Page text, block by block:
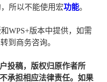
所以不能使用宏功能。
WPS+版本中提供，如需
到商务咨询。
投稿，版权归原作者所
承担相应法律责任。如果